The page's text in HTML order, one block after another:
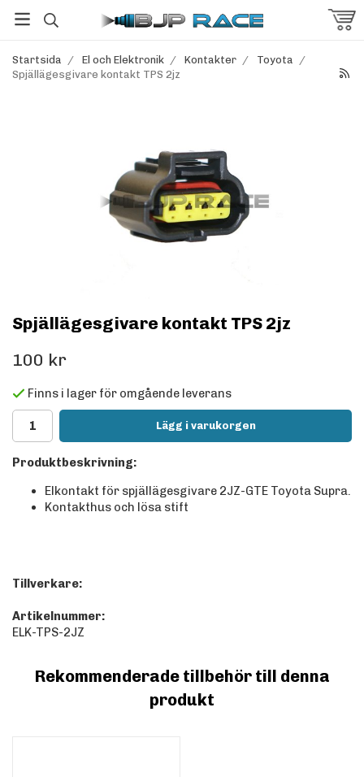
Startsida / El och Elektronik / Kontakter / Toyota /
Spjällägesgivare kontakt TPS 2jz
Spjällägesgivare kontakt TPS 2jz
100 kr
Finns i lager för omgående leverans
Lägg i varukorgen
Produktbeskrivning:
Elkontakt för spjällägesgivare 2JZ-GTE Toyota Supra.
Kontakthus och lösa stift
Tillverkare:
Artikelnummer:
ELK-TPS-2JZ
Rekommenderade tillbehör till denna
produkt